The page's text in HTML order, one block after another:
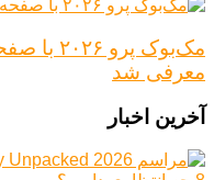
مک‌بوک
معرفی شد
آخرین اخبار